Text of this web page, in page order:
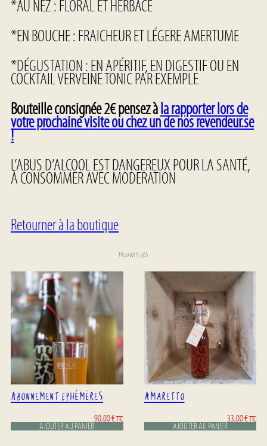
*AU NEZ : FLORAL ET HERBACÉ
*EN BOUCHE : FRAICHEUR ET LÉGERE AMERTUME
*DÉGUSTATION : EN APÉRITIF, EN DIGESTIF OU EN
COCKTAIL VERVEINE TONIC PAR EXEMPLE
Bouteille consignée 2€ pensez àla rapporter lors de
votre prochaine visite ou chez un de nos revendeur.se
!
L’ABUS D’ALCOOL EST DANGEREUX POUR LA SANTÉ,
À CONSOMMER AVEC MODERATION
Retourner à la boutique
Produits Liés
Abonnement Ephémères
90,00€TTC
AJOUTER AU PANIER
Amaretto
33,00€TTC
AJOUTER AU PANIER